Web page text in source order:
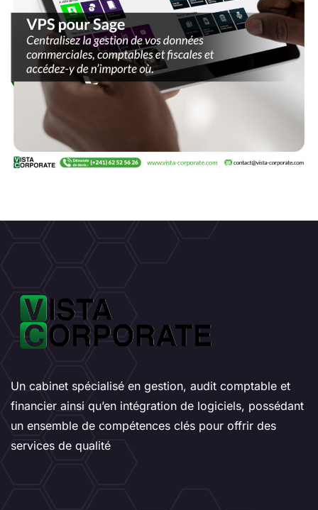
Un cabinet spécialisé en gestion, audit comptable et
financier ainsi qu’en intégration de logiciels, possédant
un ensemble de compétences clés pour offrir des
services de qualité